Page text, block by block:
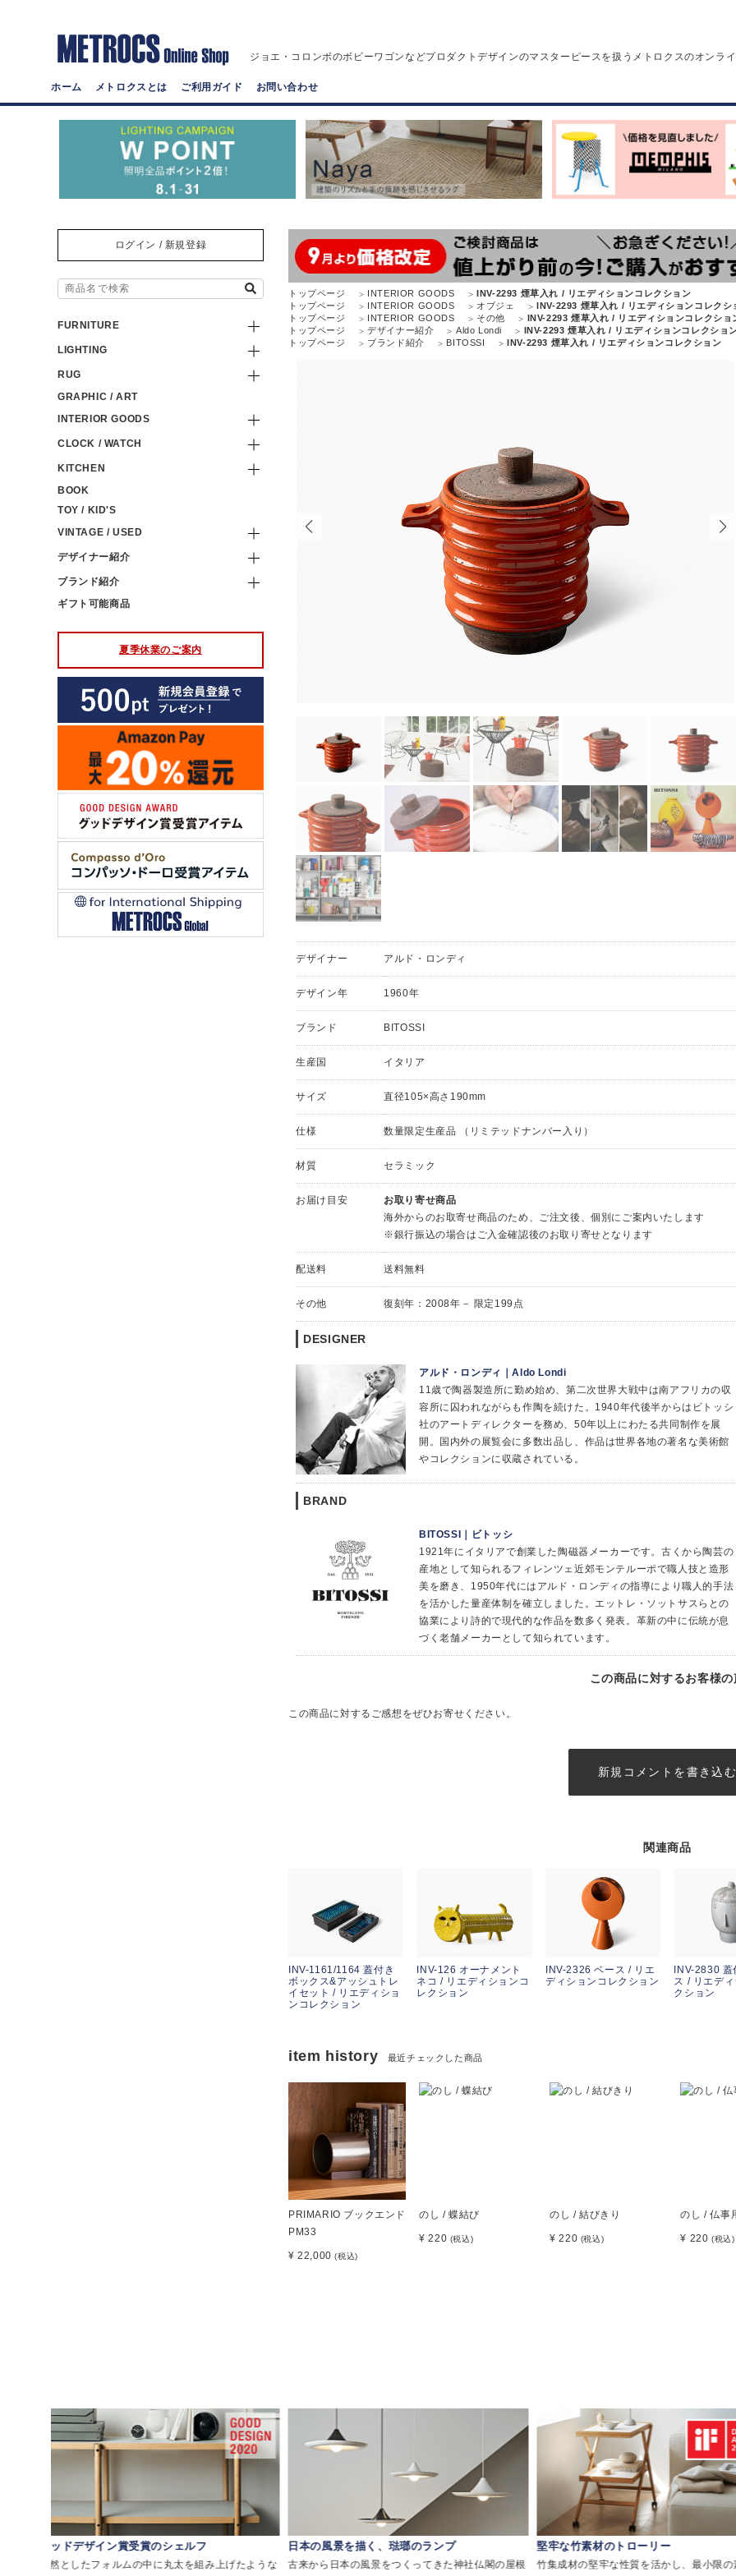
ジョエ・コロンボのボビーワゴンなどプロダクトデザインのマスターピースを扱うメトロクスのオンラ
ホーム メトロクスとは ご利用ガイド お問い合わせ
ログイン / 新規登録
FURNITURE
LIGHTING
RUG
GRAPHIC / ART
INTERIOR GOODS
CLOCK / WATCH
KITCHEN
BOOK
TOY / KID'S
VINTAGE / USED
デザイナー紹介
ブランド紹介
ギフト可能商品
夏季休業のご案内
トップページ INTERIOR GOODS
INV-2293 煙草入れ / リエディションコレクション
トップページ
INTERIOR GOODS オブジェ
INV-2293 煙草入れ / リエディションコレクシ
トップページ
INTERIOR GOODS その他
INV-2293 煙草入れ / リエディションコレクショ
トップページ
デザイナー紹介 Aldo Londi
INV-2293 煙草入れ / リエディションコレクショ
トップページ
ブランド紹介 BITOSSI INV-2293 煙草入れ / リエディションコレクション
デザイナー アルド・ロンディ
デザイン年 1960年
ブランド BITOSSI
生産国 イタリア
サイズ 直径105×高さ190mm
仕様 数量限定生産品 （リミテッドナンバー入り）
材質 セラミック
お届け目安
お取り寄せ商品
海外からのお取寄せ商品のため、ご注文後、個別にご案内いたします
※銀行振込の場合はご入金確認後のお取り寄せとなります
配送料 送料無料
その他 復刻年：2008年－ 限定199点
DESIGNER
アルド・ロンディ｜Aldo Londi
11歳で陶器製造所に勤め始め、第二次世界大戦中は南アフリカの収
容所に囚われながらも作陶を続けた。1940年代後半からはビトッシ
社のアートディレクターを務め、50年以上にわたる共同制作を展
開。国内外の展覧会に多数出品し、作品は世界各地の著名な美術館
やコレクションに収蔵されている。
BRAND
BITOSSI｜ビトッシ
1921年にイタリアで創業した陶磁器メーカーです。古くから陶芸の
産地として知られるフィレンツェ近郊モンテルーポで職人技と造形
美を磨き、1950年代にはアルド・ロンディの指導により職人的手法
を活かした量産体制を確立しました。エットレ・ソットサスらとの
協業により詩的で現代的な作品を数多く発表。革新の中に伝統が息
づく老舗メーカーとして知られています。
この商品に対するお客様の
この商品に対するご感想をぜひお寄せください。
新規コメントを書き込
関連商品
INV-1161/1164 蓋付き
ボックス&アッシュトレ
イセット / リエディショ
ンコレクション
INV-126 オーナメント
ネコ / リエディションコ
レクション
INV-2326 ベース / リエ
ディションコレクション
INV-2830
ス / リエデ
クション
item history 最近チェックした商品
PRIMARIO ブックエンド
PM33
¥ 22,000(税込)
のし / 蝶結び
¥ 220 (税込)
のし / 結びきり
¥ 220 (税込)
のし / 仏事
¥ 220(税込)
グッドデザイン賞受賞のシェルフ
整然としたフォルムの中に丸太を組み上げたような
日本の風景を描く、琺瑯のランプ
古来から日本の風景をつくってきた神社仏閣の屋根
堅牢な竹素材のトローリー
竹集成材の堅牢な性質を活かし、最小限の